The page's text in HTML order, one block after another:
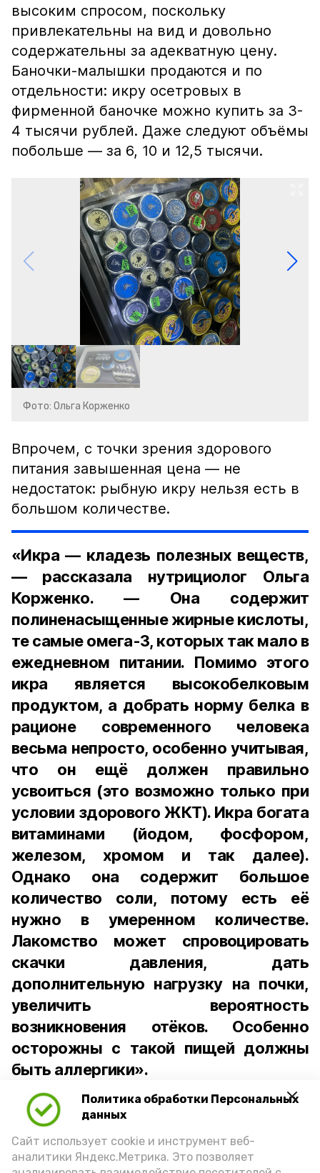
Политика обработки Персональных
данных
Сайт использует cookie и инструмент веб-
аналитики Яндекс.Метрика. Это позволяет
высоким спросом, поскольку
привлекательны на вид и довольно
содержательны за адекватную цену.
Баночки-малышки продаются и по
отдельности: икру осетровых в
фирменной баночке можно купить за 3-
4 тысячи рублей. Даже следуют объёмы
побольше — за 6, 10 и 12,5 тысячи.
Фото: Ольга Корженко
Впрочем, с точки зрения здорового
питания завышенная цена — не
недостаток: рыбную икру нельзя есть в
большом количестве.
«Икра — кладезь полезных веществ,
— рассказала нутрициолог Ольга
Корженко. — Она содержит
полиненасыщенные жирные кислоты,
те самые омега-3, которых так мало в
ежедневном питании. Помимо этого
икра является высокобелковым
продуктом, а добрать норму белка в
рационе современного человека
весьма непросто, особенно учитывая,
что он ещё должен правильно
усвоиться (это возможно только при
условии здорового ЖКТ). Икра богата
витаминами (йодом, фосфором,
железом, хромом и так далее).
Однако она содержит большое
количество соли, потому есть её
нужно в умеренном количестве.
Лакомство может спровоцировать
скачки давления, дать
дополнительную нагрузку на почки,
увеличить вероятность
возникновения отёков. Особенно
осторожны с такой пищей должны
быть аллергики».
Для взрослого человека безопасной
порцией икры считается 30-50 граммов
(2-3 ложки). При этом следует обратить
внимание на хлеб, с которым она